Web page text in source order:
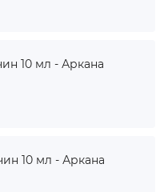
10 мл - Аркана
10 мл - Аркана